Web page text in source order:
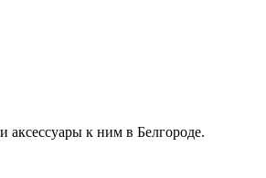
аксессуары к ним в Белгороде.